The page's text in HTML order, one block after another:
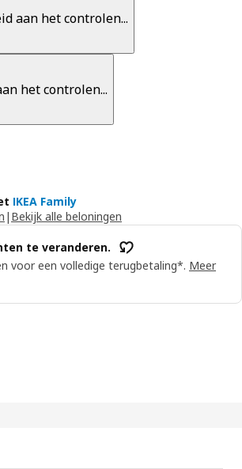
aan het controlen...
het controlen...
IKEA Family
| Bekijk alle beloningen
te veranderen.
voor een volledige terugbetaling*. Meer